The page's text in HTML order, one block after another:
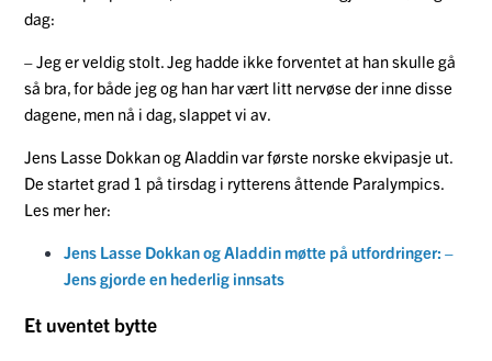
dag:
– Jeg er veldig stolt. Jeg hadde ikke forventet at han skulle gå
så bra, for både jeg og han har vært litt nervøse der inne disse
dagene, men nå i dag, slappet vi av.
Jens Lasse Dokkan og Aladdin var første norske ekvipasje ut.
De startet grad 1 på tirsdag i rytterens åttende Paralympics.
Les mer her:
Jens Lasse Dokkan og Aladdin møtte på utfordringer: –
Jens gjorde en hederlig innsats
Et uventet bytte